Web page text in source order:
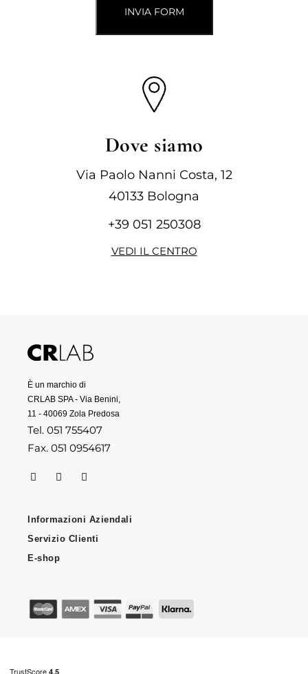
INVIA FORM
Dove siamo
Via Paolo Nanni Costa, 12
40133 Bologna
+39 051 250308
VEDI IL CENTRO
È un marchio di
CRLAB SPA - Via Benini,
11 - 40069 Zola Predosa
Tel. 051 755407
Fax. 051 0954617
Informazioni Aziendali
Servizio Clienti
E-shop